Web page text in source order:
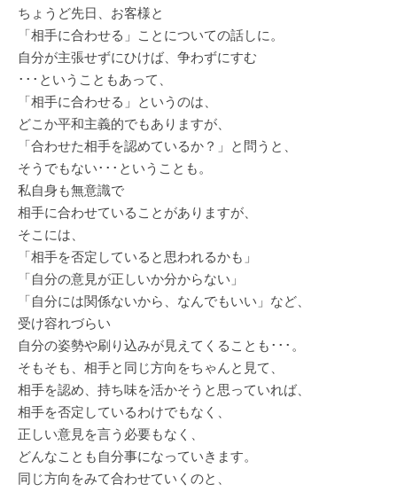
ちょうど先日、お客様と
「相手に合わせる」ことについての話しに。
自分が主張せずにひけば、争わずにすむ
･･･ということもあって、
「相手に合わせる」というのは、
どこか平和主義的でもありますが、
「合わせた相手を認めているか？」と問うと、
そうでもない･･･ということも。
私自身も無意識で
相手に合わせていることがありますが、
そこには、
「相手を否定していると思われるかも」
「自分の意見が正しいか分からない」
「自分には関係ないから、なんでもいい」など、
受け容れづらい
自分の姿勢や刷り込みが見えてくることも･･･。
そもそも、相手と同じ方向をちゃんと見て、
相手を認め、持ち味を活かそうと思っていれば、
相手を否定しているわけでもなく、
正しい意見を言う必要もなく、
どんなことも自分事になっていきます。
同じ方向をみて合わせていくのと、